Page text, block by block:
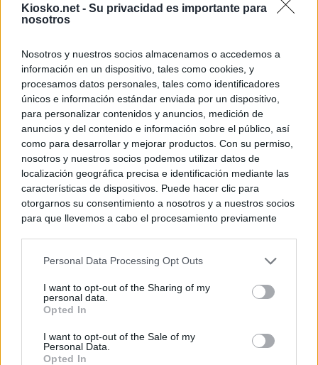
Kiosko.net - Su privacidad es importante para
nosotros
Nosotros y nuestros socios almacenamos o accedemos a
información en un dispositivo, tales como cookies, y
procesamos datos personales, tales como identificadores
únicos e información estándar enviada por un dispositivo,
para personalizar contenidos y anuncios, medición de
anuncios y del contenido e información sobre el público, así
como para desarrollar y mejorar productos. Con su permiso,
nosotros y nuestros socios podemos utilizar datos de
localización geográfica precisa e identificación mediante las
características de dispositivos. Puede hacer clic para
otorgarnos su consentimiento a nosotros y a nuestros socios
para que llevemos a cabo el procesamiento previamente
negar su consentimiento. Tenga en cuenta que algún
de su consentimiento, pero usted tiene el derecho de
rechazar tal procesamiento. Sus preferencias se aplicarán
cualquier momento entrando de nuevo en este sitio web o
visitando nuestra política de privacidad.
Personal Data Processing Opt Outs
I want to opt-out of the Sharing of my
personal data.
Opted In
I want to opt-out of the Sale of my
Personal Data.
Opted In